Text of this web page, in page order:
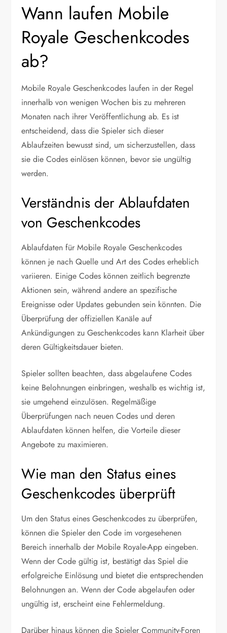
Wann laufen Mobile
Royale Geschenkcodes
ab?
Mobile Royale Geschenkcodes laufen in der Regel
innerhalb von wenigen Wochen bis zu mehreren
Monaten nach ihrer Veröffentlichung ab. Es ist
entscheidend, dass die Spieler sich dieser
Ablaufzeiten bewusst sind, um sicherzustellen, dass
sie die Codes einlösen können, bevor sie ungültig
werden.
Verständnis der Ablaufdaten
von Geschenkcodes
Ablaufdaten für Mobile Royale Geschenkcodes
können je nach Quelle und Art des Codes erheblich
variieren. Einige Codes können zeitlich begrenzte
Aktionen sein, während andere an spezifische
Ereignisse oder Updates gebunden sein könnten. Die
Überprüfung der offiziellen Kanäle auf
Ankündigungen zu Geschenkcodes kann Klarheit über
deren Gültigkeitsdauer bieten.
Spieler sollten beachten, dass abgelaufene Codes
keine Belohnungen einbringen, weshalb es wichtig ist,
sie umgehend einzulösen. Regelmäßige
Überprüfungen nach neuen Codes und deren
Ablaufdaten können helfen, die Vorteile dieser
Angebote zu maximieren.
Wie man den Status eines
Geschenkcodes überprüft
Um den Status eines Geschenkcodes zu überprüfen,
können die Spieler den Code im vorgesehenen
Bereich innerhalb der Mobile Royale-App eingeben.
Wenn der Code gültig ist, bestätigt das Spiel die
erfolgreiche Einlösung und bietet die entsprechenden
Belohnungen an. Wenn der Code abgelaufen oder
ungültig ist, erscheint eine Fehlermeldung.
Darüber hinaus können die Spieler Community-Foren